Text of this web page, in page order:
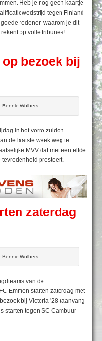
Heb je nog geen kaartje
tegen Finland
redenen waarom je dit
op volle tribunes!
op bezoek bij
Bennie Wolbers
in het verre zuiden
de laatste week weg te
MVV dat met een elfde
presteert.
zaterdag
Bennie Wolbers
van de
Emmen starten zaterdag met
bij Victoria '28 (aanvang
starten tegen SC Cambuur